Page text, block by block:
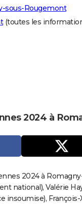
sous-Rougemont
(toutes les
2024 à
2024 à
national), Valérie
insoumise),